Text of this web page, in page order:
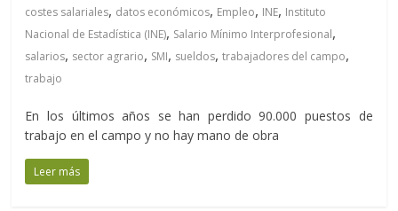
costes salariales, datos económicos, Empleo, INE, Instituto
Nacional de Estadística (INE), Salario Mínimo Interprofesional,
salarios, sector agrario, SMI, sueldos,trabajadores del campo,
trabajo
En los últimos años se han perdido 90.000 puestos de
trabajo en el campo y no hay mano de obra
Leer más